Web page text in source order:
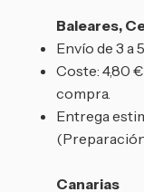
Baleares,
Envío de 3 a
Coste: 4,80
compra.
Entrega
Canarias